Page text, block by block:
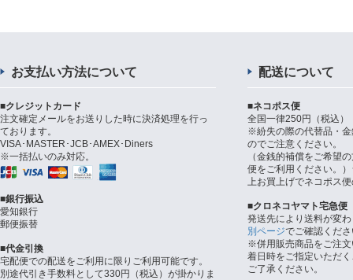
お支払い方法について
■クレジットカード
注文確定メールをお送りした時に決済処理を行っ
ております。
VISA･MASTER･JCB･AMEX･Diners
※一括払いのみ対応。
■銀行振込
愛知銀行
郵便振替
■代金引換
宅配便での配送をご利用に限りご利用可能です。
別途代引き手数料として330円（税込）が掛かりま
配送について
■ネコポス便
全国一律250円（税込）
※紛失の際の代替品・
のでご注意ください。
（金銭的補償をご希望
便をご利用ください。
上お買上げでネコポス
■クロネコヤマト宅急便
発送先により送料が変
別ページでご確認くだ
※併用販売商品をご注
着日時をご指定いただ
ご了承ください。